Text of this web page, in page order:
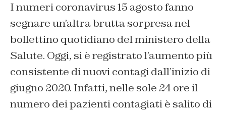
I numeri coronavirus 15 agosto fanno
segnare un’altra brutta sorpresa nel
bollettino quotidiano del ministero della
Salute. Oggi, si è registrato l’aumento più
consistente di nuovi contagi dall’inizio di
giugno 2020. Infatti, nelle sole 24 ore il
numero dei pazienti contagiati è salito di